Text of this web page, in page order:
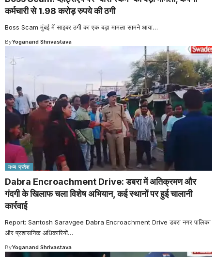
कर्मचारी से 1.98 करोड़ रुपये की ठगी
Boss Scam मुंबई में साइबर ठगी का एक बड़ा मामला सामने आया…
ByYoganand Shrivastava
मध्य प्रदेश
Dabra Encroachment Drive: डबरा में अतिक्रमण और
गंदगी के खिलाफ चला विशेष अभियान, कई स्थानों पर हुई चालानी
कार्रवाई
Report: Santosh Saravgee Dabra Encroachment Drive डबरा नगर पालिका
और प्रशासनिक अधिकारियों…
ByYoganand Shrivastava